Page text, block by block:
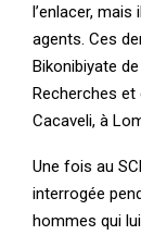
l’enlacer,
agents. Ces
Bikonibiyate
Recherches et
Cacaveli, à
Une fois au
interrogée
hommes qui